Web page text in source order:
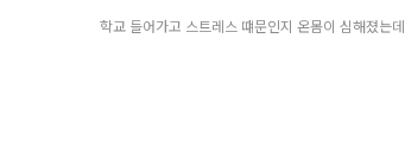
스트레스 떄문인지 온몸이 심해졌는데